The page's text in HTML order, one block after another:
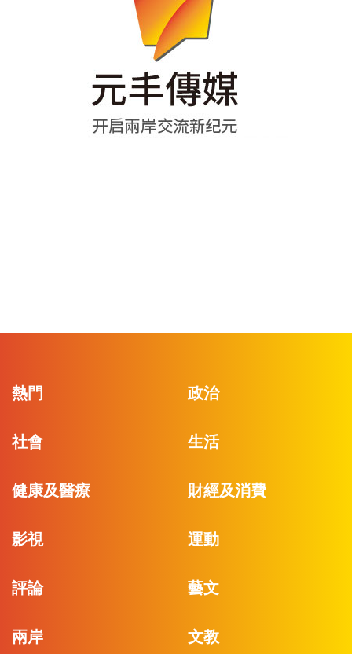
熱門 政治
社會 生活
健康及醫療 財經及消費
影視 運動
評論 藝文
兩岸 文教